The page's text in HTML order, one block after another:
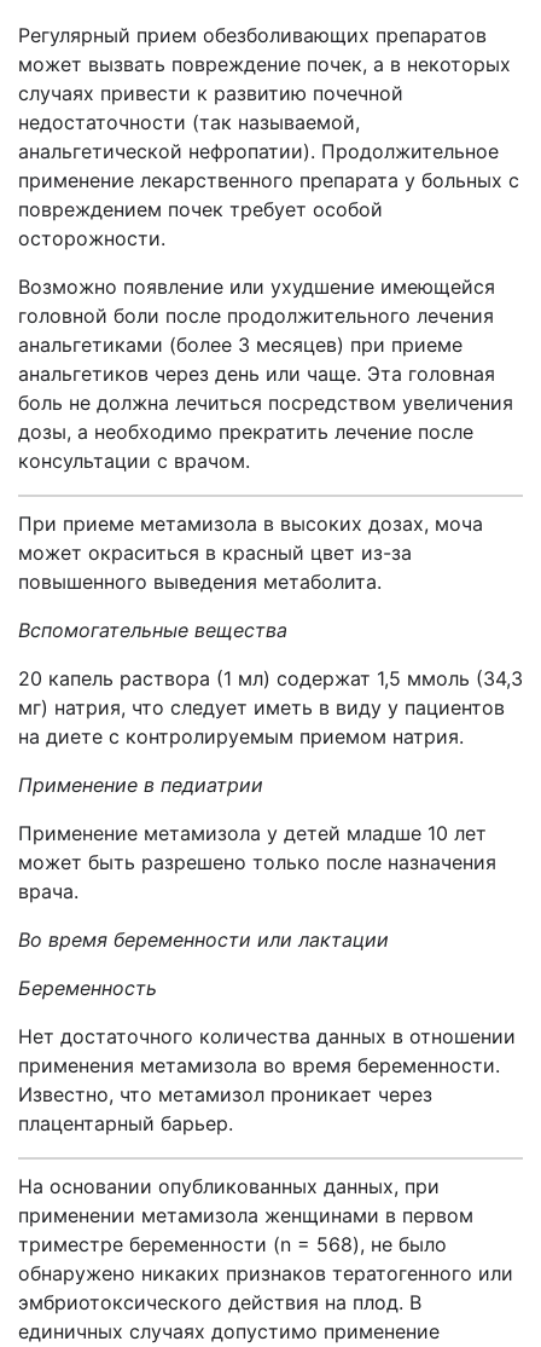
Регулярный прием обезболивающих препаратов
может вызвать повреждение почек, а в некоторых
случаях привести к развитию почечной
недостаточности (так называемой,
анальгетической нефропатии). Продолжительное
применение лекарственного препарата у больных с
повреждением почек требует особой
осторожности.
Возможно появление или ухудшение имеющейся
головной боли после продолжительного лечения
анальгетиками (более 3 месяцев) при приеме
анальгетиков через день или чаще. Эта головная
боль не должна лечиться посредством увеличения
дозы, а необходимо прекратить лечение после
консультации с врачом.
При приеме метамизола в высоких дозах, моча
может окраситься в красный цвет из-за
повышенного выведения метаболита.
Вспомогательные вещества
20 капель раствора (1 мл) содержат 1,5 ммоль (34,3
мг) натрия, что следует иметь в виду у пациентов
на диете с контролируемым приемом натрия.
Применение в педиатрии
Применение метамизола у детей младше 10 лет
может быть разрешено только после назначения
врача.
Во время беременности или лактации
Беременность
Нет достаточного количества данных в отношении
применения метамизола во время беременности.
Известно, что метамизол проникает через
плацентарный барьер.
На основании опубликованных данных, при
применении метамизола женщинами в первом
триместре беременности (n = 568), не было
обнаружено никаких признаков тератогенного или
эмбриотоксического действия на плод. В
единичных случаях допустимо применение